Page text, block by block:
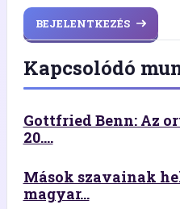
BEJELENTKEZÉS
Kapcsolódó
Gottfried Benn: Az
20....
Mások szavainak
magyar...